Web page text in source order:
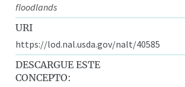
floodlands
URI
https://lod.nal.usda.gov/nalt/40585
DESCARGUE ESTE
CONCEPTO: